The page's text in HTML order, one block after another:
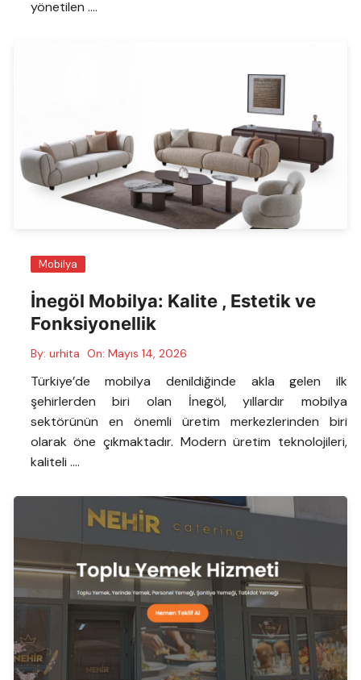
yönetilen ….
Mobilya
İnegöl Mobilya: Kalite , Estetik ve
Fonksiyonellik
By: urhita On: Mayıs 14, 2026
Türkiye’de mobilya denildiğinde akla gelen ilk
şehirlerden biri olan İnegöl, yıllardır mobilya
sektörünün en önemli üretim merkezlerinden biri
olarak öne çıkmaktadır. Modern üretim teknolojileri,
kaliteli ….